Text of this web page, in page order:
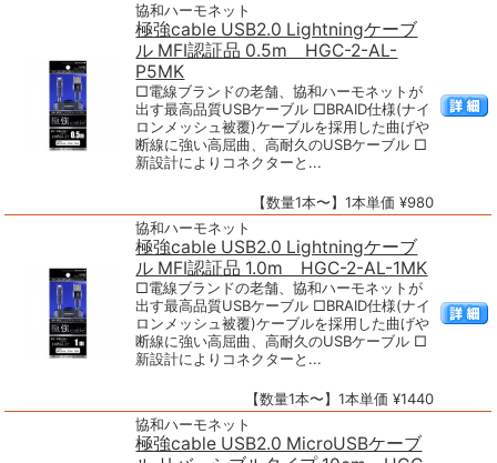
協和ハーモネット
極強cable USB2.0 Lightningケーブ
ル MFI認証品 0.5m HGC-2-AL-
P5MK
□電線ブランドの老舗、協和ハーモネットが
出す最高品質USBケーブル □BRAID仕様(ナイ
ロンメッシュ被覆)ケーブルを採用した曲げや
断線に強い高屈曲、高耐久のUSBケーブル □
新設計によりコネクターと...
【数量1本〜】1本単価 ¥980
協和ハーモネット
極強cable USB2.0 Lightningケーブ
ル MFI認証品 1.0m HGC-2-AL-1MK
□電線ブランドの老舗、協和ハーモネットが
出す最高品質USBケーブル □BRAID仕様(ナイ
ロンメッシュ被覆)ケーブルを採用した曲げや
断線に強い高屈曲、高耐久のUSBケーブル □
新設計によりコネクターと...
【数量1本〜】1本単価 ¥1440
協和ハーモネット
極強cable USB2.0 MicroUSBケーブ